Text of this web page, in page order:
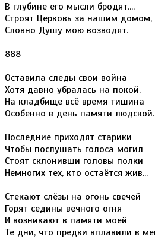
В глубине его мысли бродят....
Строят Церковь за нашим домом,
Словно Душу мою возводят.
888
Оставила следы свои война
Хотя давно убралась на покой.
На кладбище всё время тишина
Особенно в день памяти
Последние приходят старики
Чтобы послушать голоса могил
Стоят склонивши головы полки
Немногих тех, кто остаётся жив...
Стекают слёзы на огонь свечей
Горят седины вечного огня
И возникают в памяти моей
Те дни, что предки вплавили в